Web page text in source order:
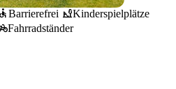
accessibleBarrierefrei playground_2Kinderspielplätze
Fahrradständer